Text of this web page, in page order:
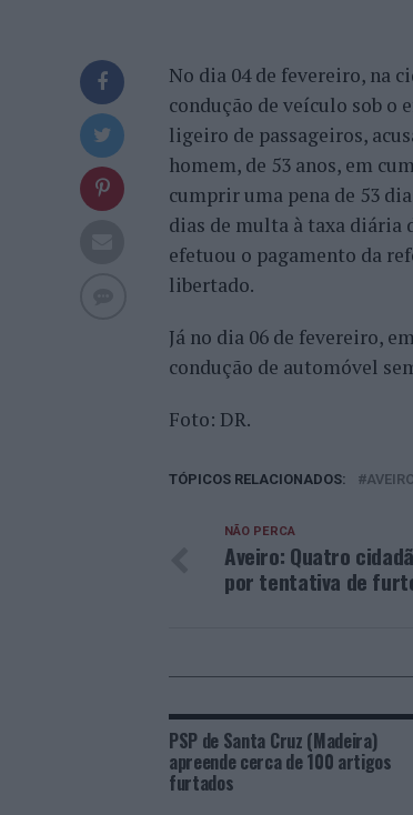
No dia 04 de fevereiro, na
condução de veículo sob
ligeiro de passageiros,
homem, de 53 anos, em
cumprir uma pena de 53
dias de multa à taxa diária
efetuou o pagamento da
libertado.
Já no dia 06 de fevereiro,
condução de automóvel
Foto: DR.
TÓPICOS RELACIONADOS: AVEIRO
NÃO PERCA
Aveiro: Quatro
por tentativa de
PSP de Santa Cruz (Madeira)
apreende cerca de 100 artigos
furtados